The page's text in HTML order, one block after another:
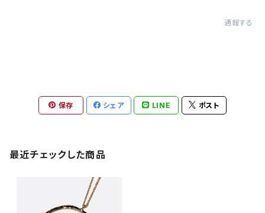
通報する
保存 シェア LINE ポスト
最近チェックした商品